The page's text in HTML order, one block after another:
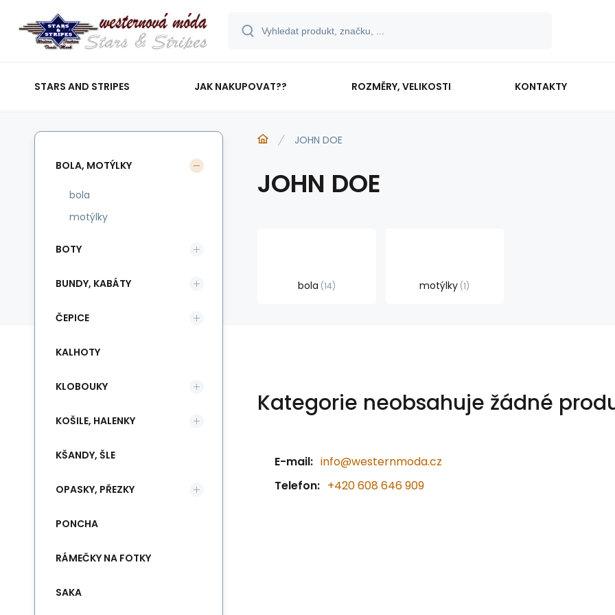
STARS AND STRIPES JAK NAKUPOVAT?? ROZMĚRY, VELIKOSTI KONTAKTY
JOHN DOE
JOHN DOE
bola 14 motýlky 1
Kategorie neobsahuje žádné
E-mail: info@westernmoda.cz
Telefon: +420 608 646 909
BOLA, MOTÝLKY
bola
motýlky
BOTY
BUNDY, KABÁTY
ČEPICE
KALHOTY
KLOBOUKY
KOŠILE, HALENKY
KŠANDY, ŠLE
OPASKY, PŘEZKY
PONCHA
RÁMEČKY NA FOTKY
SAKA